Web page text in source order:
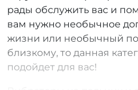
рады обслужить вас и
вам нужно необычное
жизни или необычный
близкому, то данная
подойдет для вас!